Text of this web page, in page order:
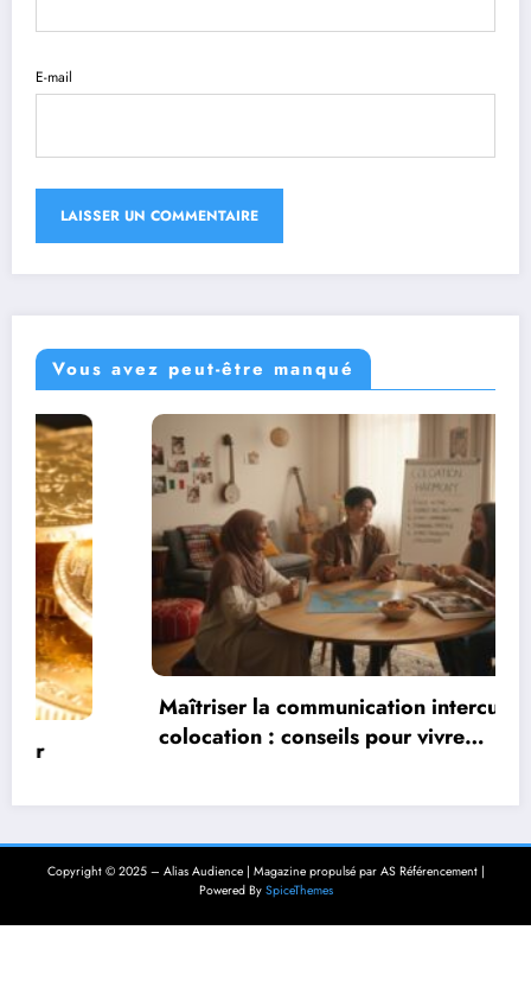
E-mail
Vous avez peut-être manqué
Maîtriser la communication interculturelle en
colocation : conseils pour vivre
Copyright © 2025 – Alias Audience | Magazine propulsé par AS Référencement |
Powered By SpiceThemes